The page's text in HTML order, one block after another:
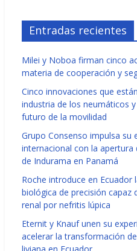
Entradas recientes
Milei y Noboa firman cinco
materia de cooperación y
Cinco innovaciones que
industria de los neumáticos
futuro de la movilidad
Grupo Consenso impulsa su
internacional con la apertura
de Indurama en Panamá
Roche introduce en Ecuador
biológica de precisión capaz
renal por nefritis lúpica
Eternit y Knauf unen su
acelerar la transformación